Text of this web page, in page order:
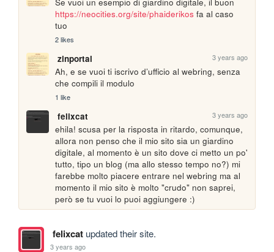
https://neocities.org/site/phaiderikos fa al caso
tuo
2 likes
zinportal 3 years ago
Ah, e se vuoi ti iscrivo d’ufficio al webring, senza
che compili il modulo
1 like
felixcat 3 years ago
ehila! scusa per la risposta in ritardo, comunque,
allora non penso che il mio sito sia un giardino
digitale, al momento è un sito dove ci metto un po'
tutto, tipo un blog (ma allo stesso tempo no?) mi
farebbe molto piacere entrare nel webring ma al
momento il mio sito è molto "crudo" non saprei,
però se tu vuoi lo puoi aggiungere :)
felixcatupdated their site.
3 years ago